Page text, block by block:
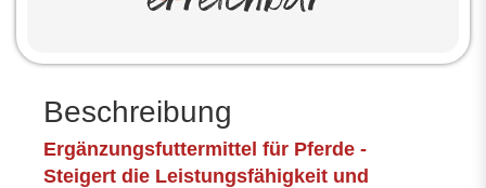
Beschreibung
Ergänzungsfuttermittel für Pferde -
Steigert die Leistungsfähigkeit und